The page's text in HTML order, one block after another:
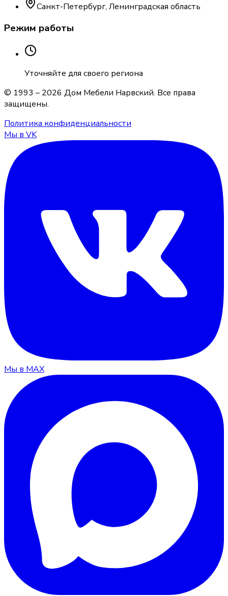
Санкт-Петербург, Ленинградская область
Режим работы
Уточняйте для своего региона
© 1993 – 2026 Дом Мебели Нарвский. Все права
защищены.
Политика конфиденциальности
Мы в VK
Мы в MAX